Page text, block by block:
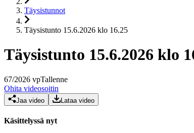
Täysistunnot
Täysistunto 15.6.2026 klo 16.25
Täysistunto 15.6.2026 klo
67/2026 vpTallenne
Ohita videosoitin
Jaa video Lataa video
Käsittelyssä nyt